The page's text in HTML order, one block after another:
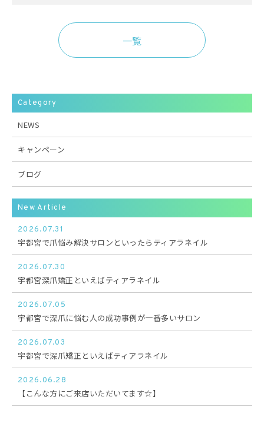
一覧
Category
NEWS
キャンペーン
ブログ
New Article
2026.07.31
宇都宮で爪悩み解決サロンといったらティアラネイル
2026.07.30
宇都宮深爪矯正といえばティアラネイル
2026.07.05
宇都宮で深爪に悩む人の成功事例が一番多いサロン
2026.07.03
宇都宮で深爪矯正といえばティアラネイル
2026.06.28
【こんな方にご来店いただいてます☆】